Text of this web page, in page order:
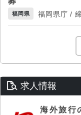
福岡県 福岡県庁 /
求人情報
海外旅行